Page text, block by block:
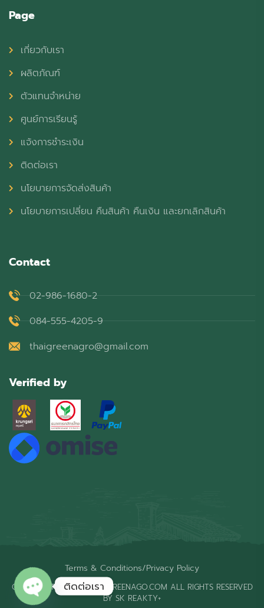
Page
เกี่ยวกับเรา
ผลิตภัณฑ์
ตัวแทนจำหน่าย
ศูนย์การเรียนรู้
แจ้งการชำระเงิน
ติดต่อเรา
นโยบายการจัดส่งสินค้า
นโยบายการเปลี่ยน คืนสินค้า คืนเงิน และยกเลิกสินค้า
Contact
02-986-1680-2
084-555-4205-9
thaigreenagro@gmail.com
Verified by
COPYRIGHT © 2026 THAIGREENAGO.COM ALL RIGHTS RESERVED
BY SK REAKTY+
Terms & Conditions/Privacy Policy
ติดต่อเรา